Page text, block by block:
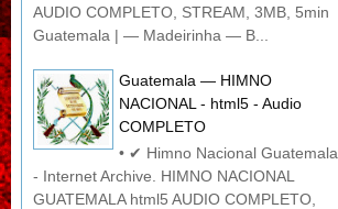
AUDIO COMPLETO, STREAM, 3MB, 5min
Guatemala | — Madeirinha — B...
Guatemala — HIMNO
NACIONAL - html5 - Audio
COMPLETO
• ✔ Himno Nacional Guatemala
- Internet Archive. HIMNO NACIONAL
GUATEMALA html5 AUDIO COMPLETO,